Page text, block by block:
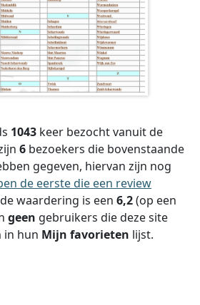
1043 keer bezocht vanuit de
6 bezoekers die bovenstaande
gegeven, hiervan zijn nog
de eerste die een review
waardering is een 6,2(op een
geen gebruikers die deze site
in hun Mijn favorieten lijst.